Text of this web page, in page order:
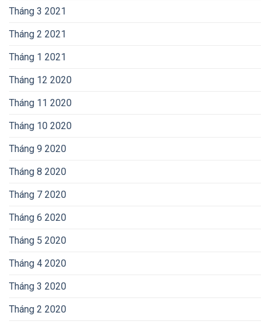
Tháng 3 2021
Tháng 2 2021
Tháng 1 2021
Tháng 12 2020
Tháng 11 2020
Tháng 10 2020
Tháng 9 2020
Tháng 8 2020
Tháng 7 2020
Tháng 6 2020
Tháng 5 2020
Tháng 4 2020
Tháng 3 2020
Tháng 2 2020